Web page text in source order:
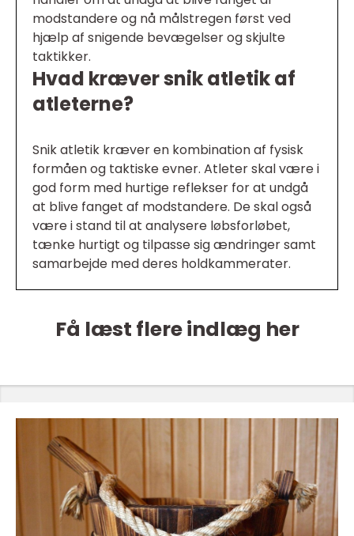
modstandere og nå målstregen først ved
hjælp af snigende bevægelser og skjulte
taktikker.
Hvad kræver snik atletik af
atleterne?
Snik atletik kræver en kombination af fysisk
formåen og taktiske evner. Atleter skal være i
god form med hurtige reflekser for at undgå
at blive fanget af modstandere. De skal også
være i stand til at analysere løbsforløbet,
tænke hurtigt og tilpasse sig ændringer samt
samarbejde med deres holdkammerater.
Få læst flere indlæg her